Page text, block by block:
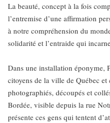
La beauté, concept à la fois
l’entremise d’une affirmation
à notre compréhension du
solidarité et l’entraide qui
Dans une installation éponyme,
citoyens de la ville de Québec
photographiés, découpés et
Bordée, visible depuis la rue
présente ces gens qui tentent